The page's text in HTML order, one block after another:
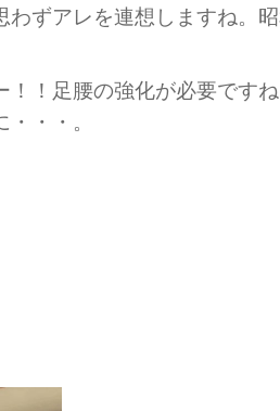
わずアレを連想しますね。
！足腰の強化が必要です
・・。